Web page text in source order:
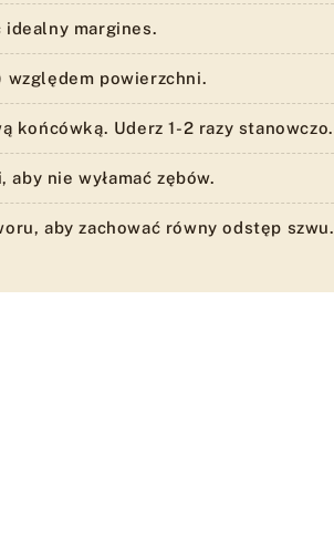
idealny margines.
powierzchni.
końcówką. Uderz 1-2 razy stanowczo.
nie wyłamać zębów.
aby zachować równy odstęp szwu.